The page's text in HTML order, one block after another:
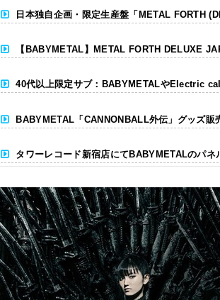
日本独自企画・限定生産盤「METAL FORTH
【BABYMETAL】METAL FORTH DELUXE
40代以上限定サブ：BABYMETALやElectric
BABYMETAL「CANNONBALL外伝」グッズ販
タワーレコード新宿店にてBABYMETALのパネ